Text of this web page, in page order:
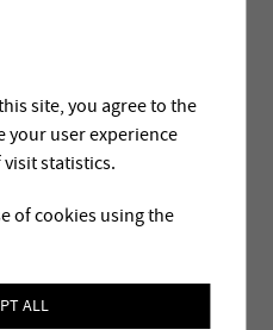
Réception définitive
exploite les
dans le
site, you agree to the
your user experience
statistics.
of cookies using the
ALL